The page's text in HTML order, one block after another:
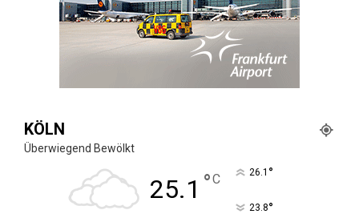
KÖLN
Überwiegend Bewölkt
25.1 °C 26.1 °
23.8°